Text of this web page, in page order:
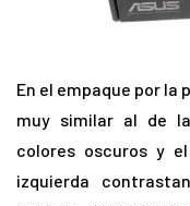
En el empaque por
muy similar al de
colores oscuros y
izquierda